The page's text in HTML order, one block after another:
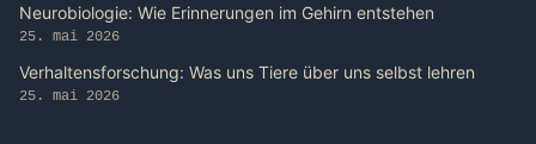
Neurobiologie: Wie Erinnerungen im Gehirn entstehen
25. mai 2026
Verhaltensforschung: Was uns Tiere über uns selbst lehren
25. mai 2026